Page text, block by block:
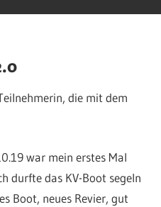
RS
Aero
e.V.
die mit dem
war mein erstes Mal
durfte das KV-Boot segeln
Boot, neues Revier, gut